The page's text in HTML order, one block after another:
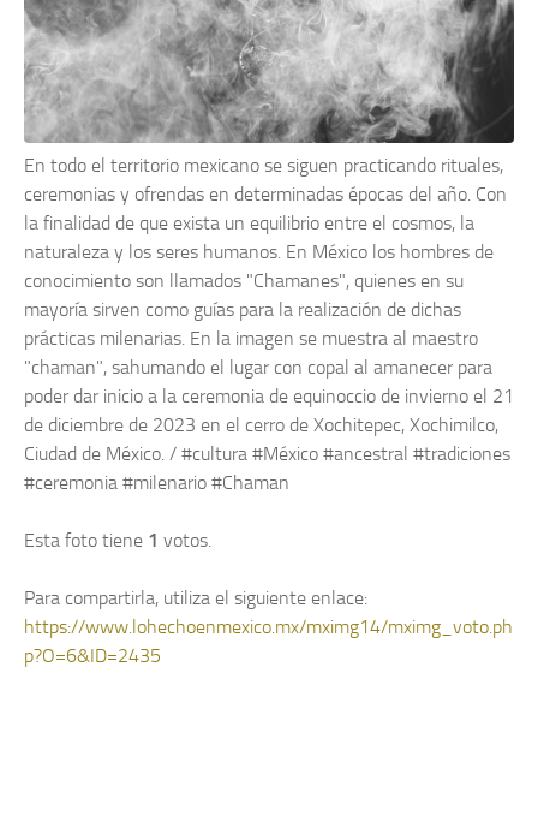
En todo el territorio mexicano se siguen practicando rituales,
ceremonias y ofrendas en determinadas épocas del año. Con
la finalidad de que exista un equilibrio entre el cosmos, la
naturaleza y los seres humanos. En México los hombres de
conocimiento son llamados "Chamanes", quienes en su
mayoría sirven como guías para la realización de dichas
prácticas milenarias. En la imagen se muestra al maestro
"chaman", sahumando el lugar con copal al amanecer para
poder dar inicio a la ceremonia de equinoccio de invierno el 21
de diciembre de 2023 en el cerro de Xochitepec, Xochimilco,
Ciudad de México. / #cultura #México #ancestral #tradiciones
#ceremonia #milenario #Chaman
Esta foto tiene 1 votos.
Para compartirla, utiliza el siguiente enlace:
https://www.lohechoenmexico.mx/mximg14/mximg_voto.ph
p?O=6&ID=2435